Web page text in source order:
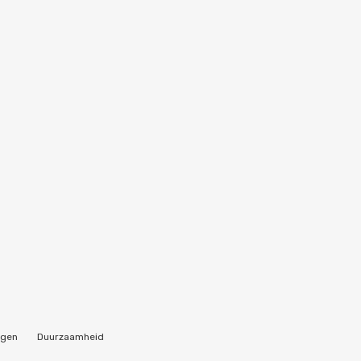
Duurzaamheid